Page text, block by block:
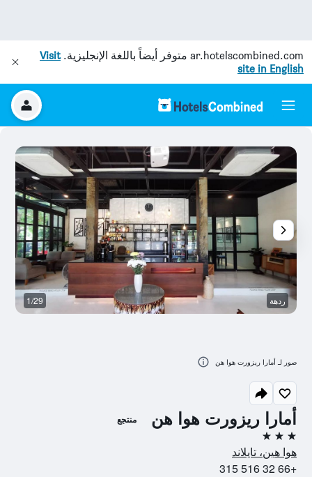
ar.hotelscombined.com متوفر أيضاً باللغة الإنجليزية.Visit
site in English
أمارا ريزورت هوا هن منتجع
3 نجوم
هوا هين، تايلاند
+66 32 516 315
ردهة 1/29
صور لـ أمارا ريزورت هوا هن